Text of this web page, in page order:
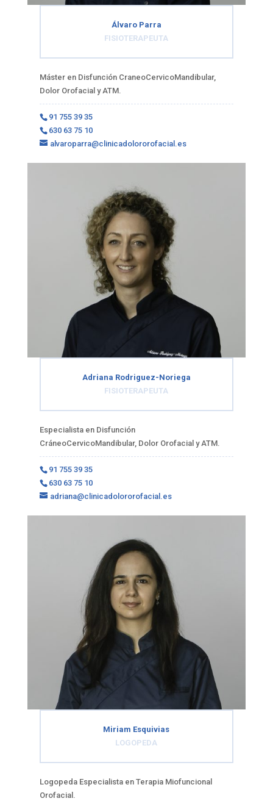
Álvaro Parra
FISIOTERAPEUTA
Máster en Disfunción CraneoCervicoMandibular,
Dolor Orofacial y ATM.
91 755 39 35
630 63 75 10
alvaroparra@clinicadolororofacial.es
Adriana Rodriguez-Noriega
FISIOTERAPEUTA
Especialista en Disfunción
CráneoCervicoMandibular, Dolor Orofacial y ATM.
91 755 39 35
630 63 75 10
adriana@clinicadolororofacial.es
Miriam Esquivias
LOGOPEDA
Logopeda Especialista en Terapia Miofuncional
Orofacial.